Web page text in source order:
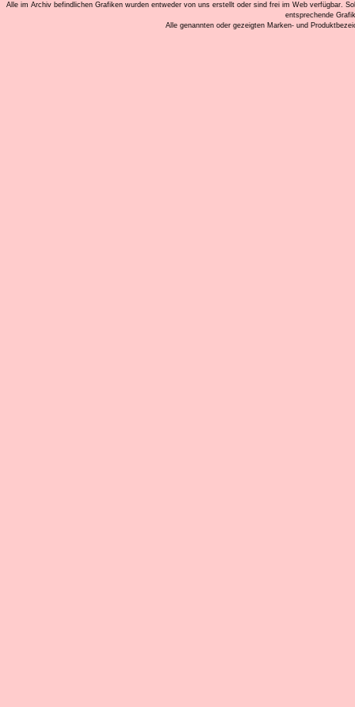
Alle im Archiv befindlichen Grafiken wurden entweder von uns erstellt oder sind frei im Web verfügbar.
entsprechende
Alle genannten oder gezeigten Marken- und